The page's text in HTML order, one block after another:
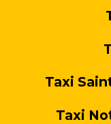
Taxi
Taxi